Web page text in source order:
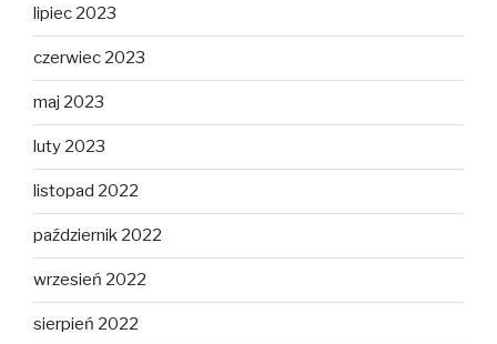
lipiec 2023
czerwiec 2023
maj 2023
luty 2023
listopad 2022
październik 2022
wrzesień 2022
sierpień 2022